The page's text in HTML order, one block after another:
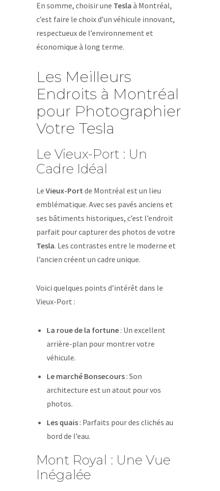
En somme, choisir une Tesla à Montréal,
c’est faire le choix d’un véhicule innovant,
respectueux de l’environnement et
économique à long terme.
Les Meilleurs
Endroits à Montréal
pour Photographier
Votre Tesla
Le Vieux-Port : Un
Cadre Idéal
Le Vieux-Port de Montréal est un lieu
emblématique. Avec ses pavés anciens et
ses bâtiments historiques, c’est l’endroit
parfait pour capturer des photos de votre
Tesla. Les contrastes entre le moderne et
l’ancien créent un cadre unique.
Voici quelques points d’intérêt dans le
Vieux-Port :
La roue de la fortune: Un excellent
arrière-plan pour montrer votre
véhicule.
Le marché Bonsecours: Son
architecture est un atout pour vos
photos.
Les quais: Parfaits pour des clichés au
bord de l’eau.
Mont Royal : Une Vue
Inégalée